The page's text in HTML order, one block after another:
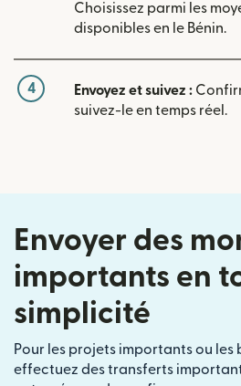
Choisissez parmi les
disponibles en le Bénin.
4 Envoyez et suivez :
suivez-le en temps réel.
Envoyer des
importants en
simplicité
Pour les projets importants ou les
effectuez des transferts